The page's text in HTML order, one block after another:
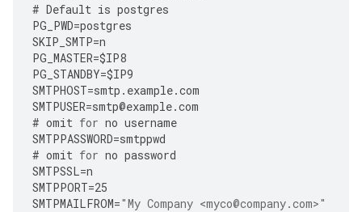
# Default is postgres
PG_PWD=postgres
SKIP_SMTP=n
PG_MASTER=$IP8
PG_STANDBY=$IP9
SMTPHOST=smtp . example.com
SMTPUSER=smtp@example.com
# omit for no username
SMTPPASSWORD=smtppwd
# omit for no password
SMTPSSL=n
SMTPPORT=25
SMTPMAILFROM="My Company <myco@company.com>"